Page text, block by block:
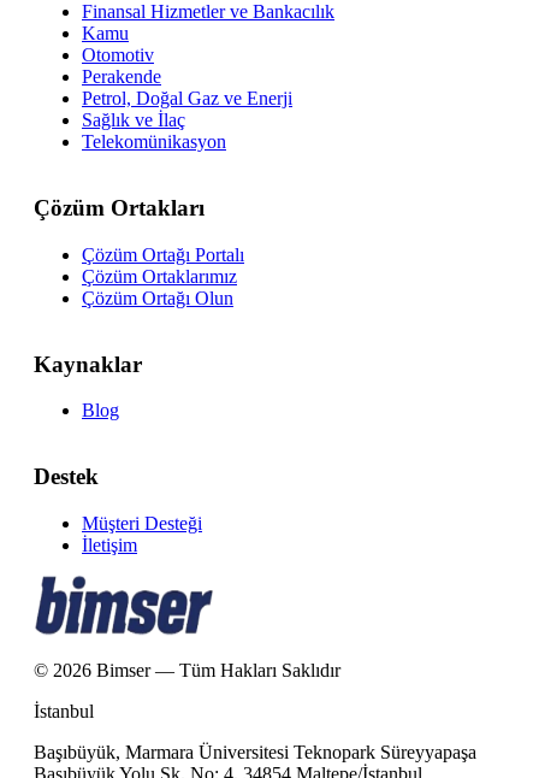
Finansal Hizmetler ve Bankacılık
Kamu
Otomotiv
Perakende
Petrol, Doğal Gaz ve Enerji
Sağlık ve İlaç
Telekomünikasyon
Çözüm Ortakları
Çözüm Ortağı Portalı
Çözüm Ortaklarımız
Çözüm Ortağı Olun
Kaynaklar
Blog
Destek
Müşteri Desteği
İletişim
© 2026 Bimser — Tüm Hakları Saklıdır
İstanbul
Başıbüyük, Marmara Üniversitesi Teknopark Süreyyapaşa
Başıbüyük Yolu Sk. No: 4, 34854 Maltepe/İstanbul